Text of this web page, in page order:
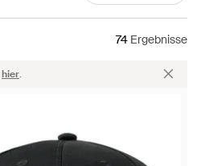
74 Ergebnisse
hier.